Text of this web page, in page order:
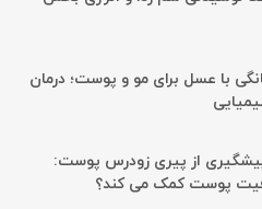
خانگی با عسل برای مو و پوست؛ درمان
از پیری زودرس پوست:
پوست کمک می کند؟